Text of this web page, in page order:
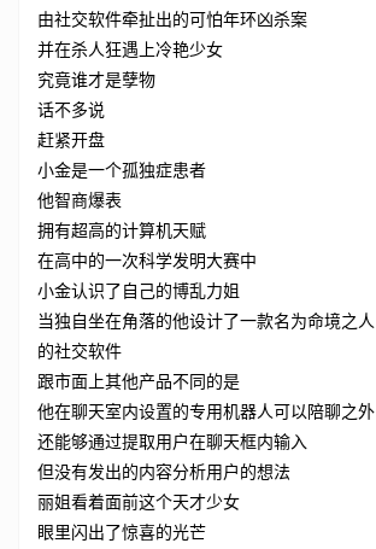
由社交软件牵扯出的可怕年环凶杀案
并在杀人狂遇上冷艳少女
究竟谁才是孽物
话不多说
赶紧开盘
小金是一个孤独症患者
他智商爆表
拥有超高的计算机天赋
在高中的一次科学发明大赛中
小金认识了自己的博乱力姐
当独自坐在角落的他设计了一款名为命境之人
的社交软件
跟市面上其他产品不同的是
他在聊天室内设置的专用机器人可以陪聊之外
还能够通过提取用户在聊天框内输入
但没有发出的内容分析用户的想法
丽姐看着面前这个天才少女
眼里闪出了惊喜的光芒